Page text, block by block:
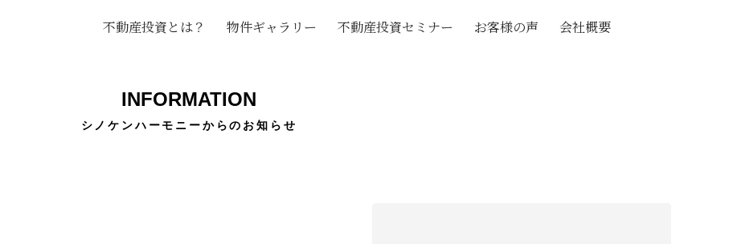
不動産投資とは？ 物件ギャラリー 不動産投資セミナー お客様の声 会社概要
INFORMATION
シノケンハーモニーからのお知らせ